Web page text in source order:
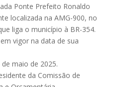
Ponte Prefeito Ronaldo
localizada na AMG-900, no
liga o município à BR-354.
vigor na data de sua
maio de 2025.
da Comissão de